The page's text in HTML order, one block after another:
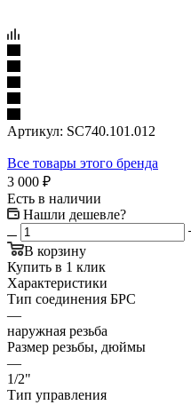
Артикул: SC740.101.012
Все товары этого бренда
3 000 ₽
Есть в наличии
Нашли дешевле?
В корзину
Купить в 1 клик
Характеристики
Тип соединения БРС
—
наружная резьба
Размер резьбы, дюймы
—
1/2"
Тип управления